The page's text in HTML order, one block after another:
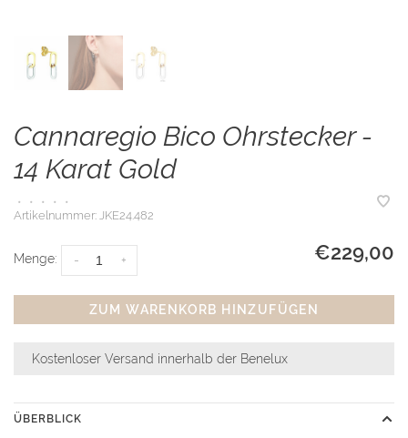
Cannaregio Bico Ohrstecker -
14 Karat Gold
• • • •
•
Artikelnummer: JKE24.482
Menge: +
- €229,00
ZUM WARENKORB HINZUFÜGEN
Kostenloser Versand innerhalb der Benelux
ÜBERBLICK